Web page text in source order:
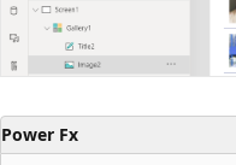
Power Fx